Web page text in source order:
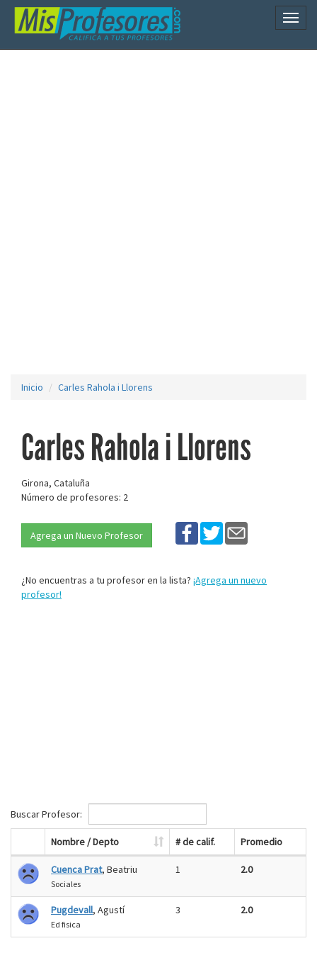
Inicio Carles Rahola i Llorens
Carles Rahola i Llorens
Girona, Cataluña
Número de profesores: 2
Agrega un Nuevo Profesor
¿No encuentras a tu profesor en la lista? ¡Agrega un nuevo
profesor!
Buscar Profesor:
Nombre / Depto # de calif. Promedio
Cuenca Prat, Beatriu
Sociales
1 2.0
Pugdevall, Agustí
Ed fisica
3 2.0